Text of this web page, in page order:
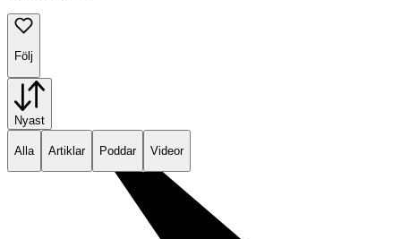
Följ
Nyast
Alla Artiklar Poddar Videor